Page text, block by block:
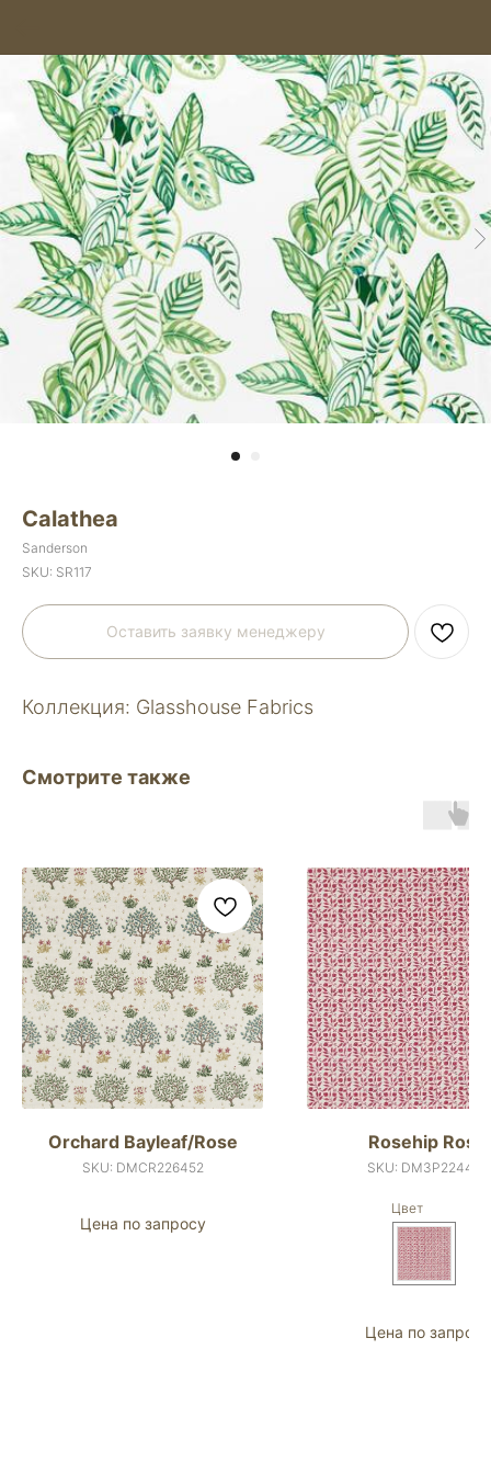
Calathea
Sanderson
SKU: SR117
Оставить заявку менеджеру
Коллекция: Glasshouse Fabrics
Смотрите также
Orchard Bayleaf/Rose
SKU: DMCR226452
Цена по запросу
Rosehip Rose
SKU: DM3P224485
Цвет
Цена по запросу